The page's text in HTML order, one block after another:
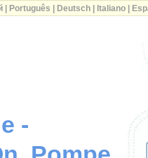
-
| Português Deutsch| Italiano|